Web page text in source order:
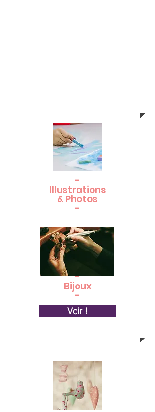
-
Illustrations
& Photos
-
-
Bijoux
-
Voir !